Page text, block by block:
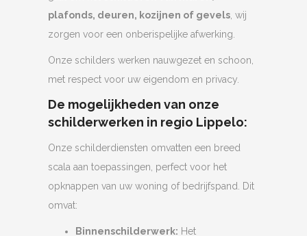
plafonds, deuren, kozijnen of gevels, wij
zorgen voor een onberispelijke afwerking.
Onze schilders werken nauwgezet en schoon,
met respect voor uw eigendom en privacy.
De mogelijkheden van onze
schilderwerken in regio Lippelo:
Onze schilderdiensten omvatten een breed
scala aan toepassingen, perfect voor het
opknappen van uw woning of bedrijfspand. Dit
omvat:
Binnenschilderwerk: Het